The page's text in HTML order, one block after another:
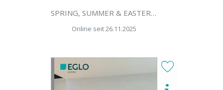
SPRING, SUMMER & EASTER DECORATION 2026
Online seit 26.11.2025